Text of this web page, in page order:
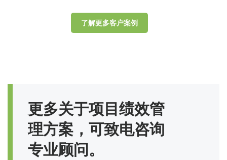
了解更多客户案例
更多关于项目绩效管
理方案，可致电咨询
专业顾问。